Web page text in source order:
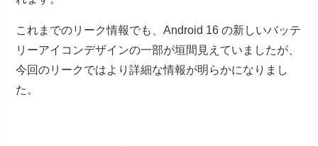
これまでのリーク情報でも、Android 16 の新しいバッテ
リーアイコンデザインの一部が垣間見えていましたが、
今回のリークではより詳細な情報が明らかになりまし
た。